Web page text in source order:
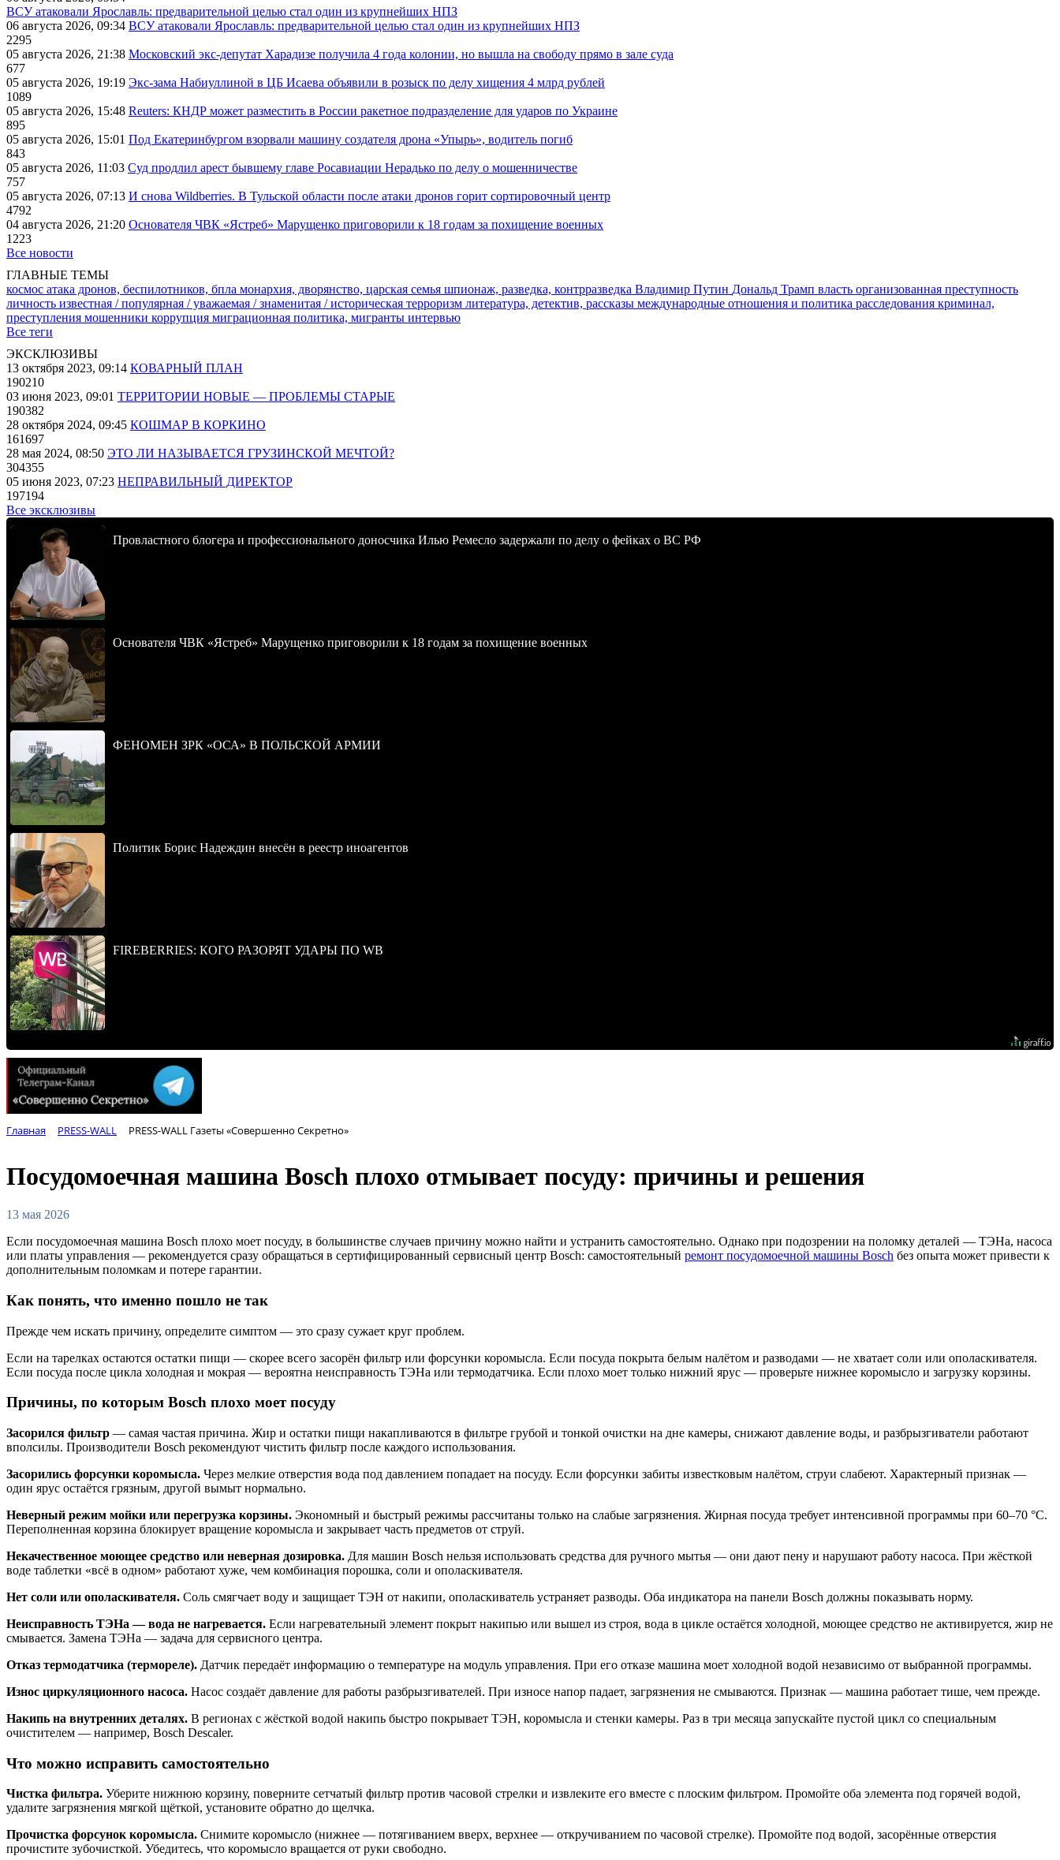
ВСУ атаковали Ярославль: предварительной целью стал один из крупнейших НПЗ
06 августа 2026, 09:34 ВСУ атаковали Ярославль: предварительной целью стал один из крупнейших НПЗ
2295
05 августа 2026, 21:38 Московский экс-депутат Харадизе получила 4 года колонии, но вышла на свободу прямо в зале суда
677
05 августа 2026, 19:19 Экс-зама Набиуллиной в ЦБ Исаева объявили в розыск по делу хищения 4 млрд рублей
1089
05 августа 2026, 15:48 Reuters: КНДР может разместить в России ракетное подразделение для ударов по Украине
895
05 августа 2026, 15:01 Под Екатеринбургом взорвали машину создателя дрона «Упырь», водитель погиб
843
05 августа 2026, 11:03 Суд продлил арест бывшему главе Росавиации Нерадько по делу о мошенничестве
757
05 августа 2026, 07:13 И снова Wildberries. В Тульской области после атаки дронов горит сортировочный центр
4792
04 августа 2026, 21:20 Основателя ЧВК «Ястреб» Марущенко приговорили к 18 годам за похищение военных
1223
Все новости
ГЛАВНЫЕ ТЕМЫ
космос атака дронов, беспилотников, бпла монархия, дворянство, царская семья шпионаж, разведка, контрразведка Владимир Путин Дональд Трамп власть организованная преступность
личность известная / популярная / уважаемая / знаменитая / историческая терроризм литература, детектив, рассказы международные отношения и политика расследования криминал,
преступления мошенники коррупция миграционная политика, мигранты интервью
Все теги
ЭКСКЛЮЗИВЫ
13 октября 2023, 09:14 КОВАРНЫЙ ПЛАН
190210
03 июня 2023, 09:01 ТЕРРИТОРИИ НОВЫЕ — ПРОБЛЕМЫ СТАРЫЕ
190382
28 октября 2024, 09:45 КОШМАР В КОРКИНО
161697
28 мая 2024, 08:50 ЭТО ЛИ НАЗЫВАЕТСЯ ГРУЗИНСКОЙ МЕЧТОЙ?
304355
05 июня 2023, 07:23 НЕПРАВИЛЬНЫЙ ДИРЕКТОР
197194
Все эксклюзивы
Провластного блогера и профессионального доносчика Илью Ремесло задержали по делу о фейках о ВС РФ
Основателя ЧВК «Ястреб» Марущенко приговорили к 18 годам за похищение военных
ФЕНОМЕН ЗРК «ОСА» В ПОЛЬСКОЙ АРМИИ
Политик Борис Надеждин внесён в реестр иноагентов
FIREBERRIES: КОГО РАЗОРЯТ УДАРЫ ПО WB
Главная PRESS-WALL PRESS-WALL Газеты «Совершенно Секретно»
Посудомоечная машина Bosch плохо отмывает посуду: причины и решения
13 мая 2026
Если посудомоечная машина Bosch плохо моет посуду, в большинстве случаев причину можно найти и устранить самостоятельно. Однако при подозрении на поломку деталей — ТЭНа, насоса
или платы управления — рекомендуется сразу обращаться в сертифицированный сервисный центр Bosch: самостоятельный ремонт посудомоечной машины Bosch без опыта может привести к
дополнительным поломкам и потере гарантии.
Как понять, что именно пошло не так
Прежде чем искать причину, определите симптом — это сразу сужает круг проблем.
Если на тарелках остаются остатки пищи — скорее всего засорён фильтр или форсунки коромысла. Если посуда покрыта белым налётом и разводами — не хватает соли или ополаскивателя.
Если посуда после цикла холодная и мокрая — вероятна неисправность ТЭНа или термодатчика. Если плохо моет только нижний ярус — проверьте нижнее коромысло и загрузку корзины.
Причины, по которым Bosch плохо моет посуду
Засорился фильтр — самая частая причина. Жир и остатки пищи накапливаются в фильтре грубой и тонкой очистки на дне камеры, снижают давление воды, и разбрызгиватели работают
вполсилы. Производители Bosch рекомендуют чистить фильтр после каждого использования.
Засорились форсунки коромысла. Через мелкие отверстия вода под давлением попадает на посуду. Если форсунки забиты известковым налётом, струи слабеют. Характерный признак —
один ярус остаётся грязным, другой вымыт нормально.
Неверный режим мойки или перегрузка корзины. Экономный и быстрый режимы рассчитаны только на слабые загрязнения. Жирная посуда требует интенсивной программы при 60–70 °C.
Переполненная корзина блокирует вращение коромысла и закрывает часть предметов от струй.
Некачественное моющее средство или неверная дозировка. Для машин Bosch нельзя использовать средства для ручного мытья — они дают пену и нарушают работу насоса. При жёсткой
воде таблетки «всё в одном» работают хуже, чем комбинация порошка, соли и ополаскивателя.
Нет соли или ополаскивателя. Соль смягчает воду и защищает ТЭН от накипи, ополаскиватель устраняет разводы. Оба индикатора на панели Bosch должны показывать норму.
Неисправность ТЭНа — вода не нагревается. Если нагревательный элемент покрыт накипью или вышел из строя, вода в цикле остаётся холодной, моющее средство не активируется, жир не
смывается. Замена ТЭНа — задача для сервисного центра.
Отказ термодатчика (термореле). Датчик передаёт информацию о температуре на модуль управления. При его отказе машина моет холодной водой независимо от выбранной программы.
Износ циркуляционного насоса. Насос создаёт давление для работы разбрызгивателей. При износе напор падает, загрязнения не смываются. Признак — машина работает тише, чем прежде.
Накипь на внутренних деталях. В регионах с жёсткой водой накипь быстро покрывает ТЭН, коромысла и стенки камеры. Раз в три месяца запускайте пустой цикл со специальным
очистителем — например, Bosch Descaler.
Что можно исправить самостоятельно
Чистка фильтра. Уберите нижнюю корзину, поверните сетчатый фильтр против часовой стрелки и извлеките его вместе с плоским фильтром. Промойте оба элемента под горячей водой,
удалите загрязнения мягкой щёткой, установите обратно до щелчка.
Прочистка форсунок коромысла. Снимите коромысло (нижнее — потягиванием вверх, верхнее — откручиванием по часовой стрелке). Промойте под водой, засорённые отверстия
прочистите зубочисткой. Убедитесь, что коромысло вращается от руки свободно.